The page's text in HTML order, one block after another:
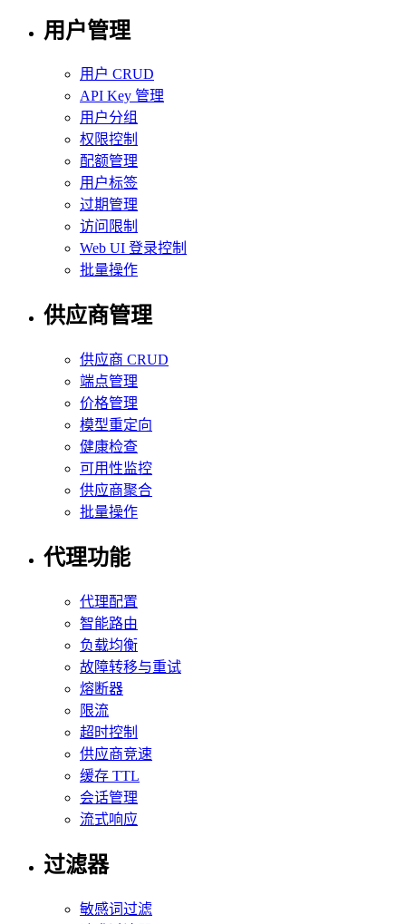
用户管理
用户 CRUD
API Key 管理
用户分组
权限控制
配额管理
用户标签
过期管理
访问限制
Web UI 登录控制
批量操作
供应商管理
供应商 CRUD
端点管理
价格管理
模型重定向
健康检查
可用性监控
供应商聚合
批量操作
代理功能
代理配置
智能路由
负载均衡
故障转移与重试
熔断器
限流
超时控制
供应商竞速
缓存 TTL
会话管理
流式响应
过滤器
敏感词过滤